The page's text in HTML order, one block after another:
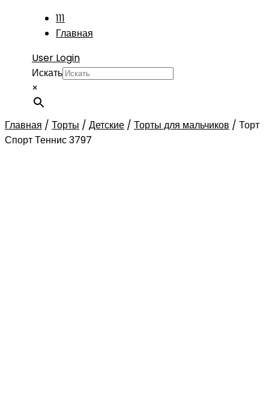
111
Главная
User Login
Искать
×
Главная / Торты / Детские / Торты для мальчиков / Торт
Спорт Теннис 3797